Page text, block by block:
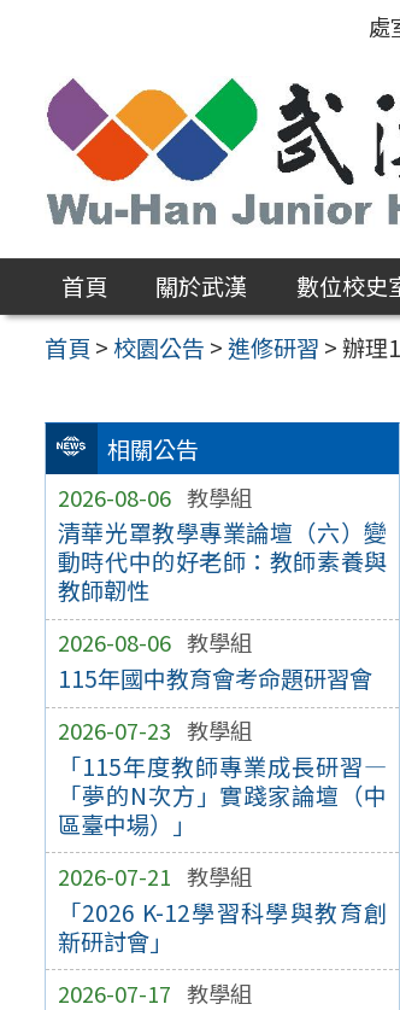
區
處
首頁 關於武漢 數位校史
首頁 >校園公告 >進修研習 >辦理
相關公告
2026-08-06 教學組
清華光罩教學專業論壇（六）變
動時代中的好老師：教師素養與
教師韌性
2026-08-06 教學組
115年國中教育會考命題研習會
2026-07-23 教學組
「115年度教師專業成長研習—
「夢的N次方」實踐家論壇（中
區臺中場）」
2026-07-21 教學組
「2026 K-12學習科學與教育創
新研討會」
2026-07-17 教學組